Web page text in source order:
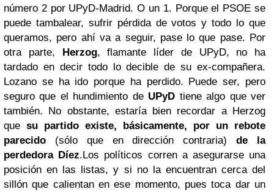
número 2 por UPyD-Madrid. O un 1. Porque el PSOE se
puede tambalear, sufrir pérdida de votos y todo lo que
queramos, pero ahí va a seguir, pase lo que pase. Por
otra parte, Herzog, flamante líder de UPyD, no ha
tardado en decir todo lo decible de su ex-compañera.
Lozano se ha ido porque ha perdido. Puede ser, pero
seguro que el hundimiento de UPyD tiene algo que ver
también. No obstante, estaría bien recordar a Herzog
que su partido existe, básicamente, por un rebote
parecido (sólo que en dirección contraria)de la
perdedora Díez.Los políticos corren a asegurarse una
posición en las listas, y si no la encuentran cerca del
sillón que calientan en ese momento, pues toca dar un